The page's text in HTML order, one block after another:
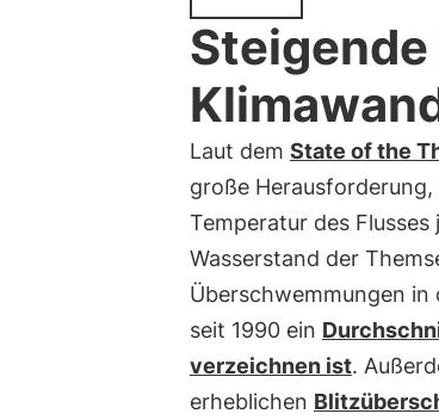
Laut dem State of the
große
Temperatur des
Wasserstand der
Überschwemmungen
seit 1990 ein
verzeichnen ist.
erheblichen